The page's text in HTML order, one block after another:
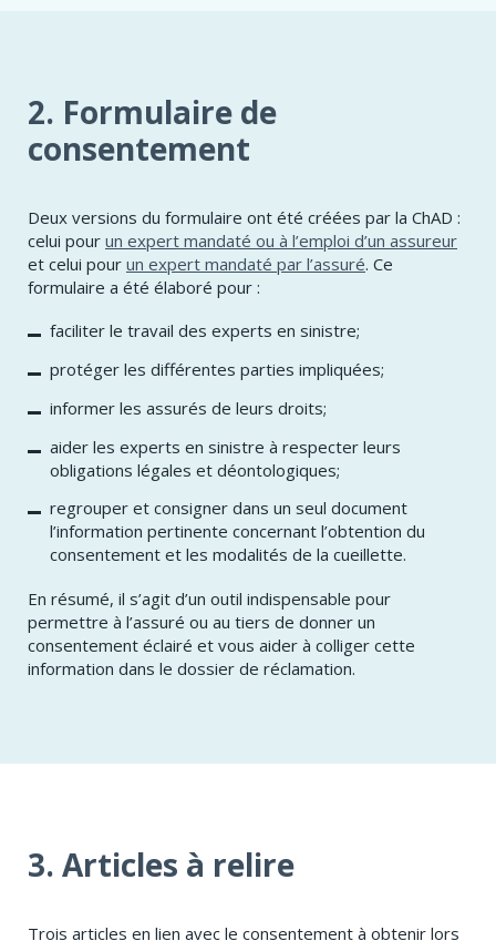
2. Formulaire de
consentement
Deux versions du formulaire ont été créées par la ChAD :
celui pour un expert mandaté ou à l’emploi d’un assureur
et celui pour un expert mandaté par l’assuré. Ce
formulaire a été élaboré pour :
faciliter le travail des experts en sinistre;
protéger les différentes parties impliquées;
informer les assurés de leurs droits;
aider les experts en sinistre à respecter leurs
obligations légales et déontologiques;
regrouper et consigner dans un seul document
l’information pertinente concernant l’obtention du
consentement et les modalités de la cueillette.
En résumé, il s’agit d’un outil indispensable pour
permettre à l’assuré ou au tiers de donner un
consentement éclairé et vous aider à colliger cette
information dans le dossier de réclamation.
3. Articles à relire
Trois articles en lien avec le consentement à obtenir lors